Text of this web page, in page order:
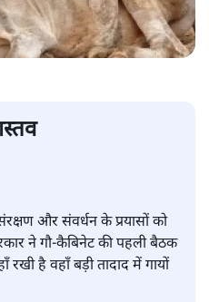
और संवर्धन के प्रयासों को
ने गौ-कैबिनेट की पहली बैठक
है वहाँ बड़ी तादाद में गायों